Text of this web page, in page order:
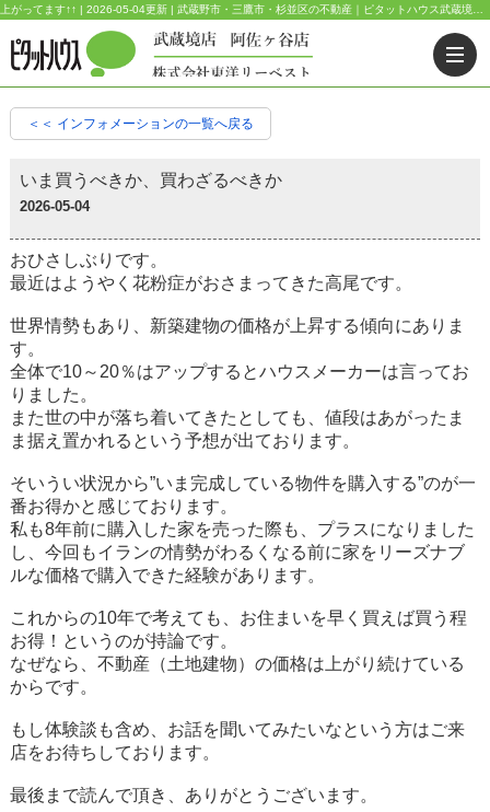
＜＜ インフォメーションの一覧へ戻る
いま買うべきか、買わざるべきか
2026-05-04
おひさしぶりです。
最近はようやく花粉症がおさまってきた高尾です。
世界情勢もあり、新築建物の価格が上昇する傾向にありま
す。
全体で10～20％はアップするとハウスメーカーは言ってお
りました。
また世の中が落ち着いてきたとしても、値段はあがったま
ま据え置かれるという予想が出ております。
そいうい状況から”いま完成している物件を購入する”のが一
番お得かと感じております。
私も8年前に購入した家を売った際も、プラスになりました
し、今回もイランの情勢がわるくなる前に家をリーズナブ
ルな価格で購入できた経験があります。
これからの10年で考えても、お住まいを早く買えば買う程
お得！というのが持論です。
なぜなら、不動産（土地建物）の価格は上がり続けている
からです。
もし体験談も含め、お話を聞いてみたいなという方はご来
店をお待ちしております。
最後まで読んで頂き、ありがとうございます。